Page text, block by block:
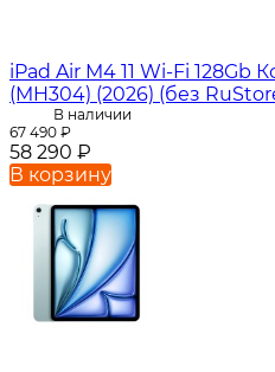
iPad Air M4 11 Wi-Fi 128Gb
(MH304) (2026) (без
В наличии
67 490 ₽
58 290 ₽
В корзину